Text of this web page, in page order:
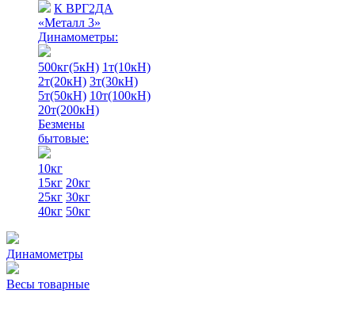
К ВРГ2ДА
«Металл 3»
Динамометры:
500кг(5кН) 1т(10кН)
2т(20кН) 3т(30кН)
5т(50кН) 10т(100кН)
20т(200кН)
Безмены
бытовые:
10кг
15кг 20кг
25кг 30кг
40кг 50кг
Динамометры
Весы товарные